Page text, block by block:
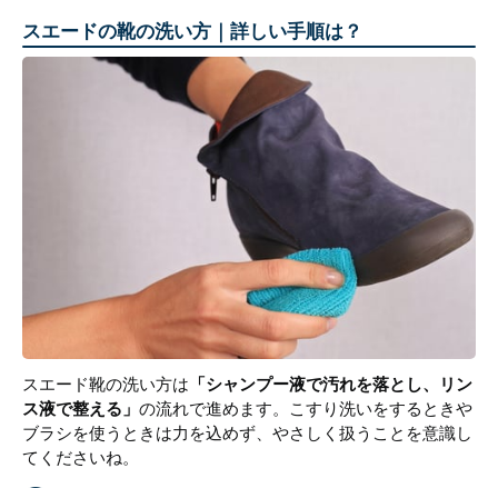
スエードの靴の洗い方｜詳しい手順は？
スエード靴の洗い方は 「シャンプー液で汚れを落とし、リン
ス液で整える」 の流れで進めます。こすり洗いをするときや
ブラシを使うときは力を込めず、やさしく扱うことを意識し
てくださいね。